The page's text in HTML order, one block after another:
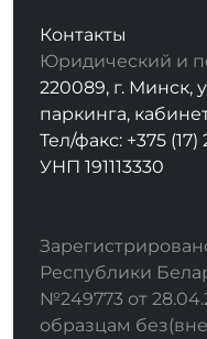
Контакты
Юридический и
220089, г. Минск,
паркинга,
Тел/факс: +375 (17)
УНП 191113330
Республики
№249773 от
образцам